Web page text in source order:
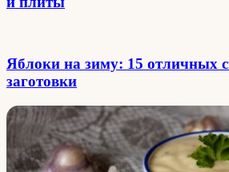
Яблоки на зиму: 15 отличных
заготовки